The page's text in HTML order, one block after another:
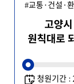
#교통·건설·
고양
원칙대로
청원기간